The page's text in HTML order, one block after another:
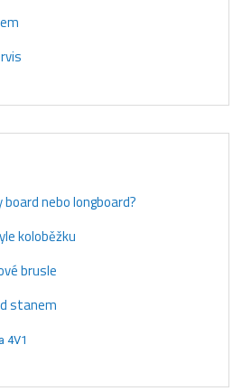
nebo longboard?
koloběžku
brusle
stanem
4V1